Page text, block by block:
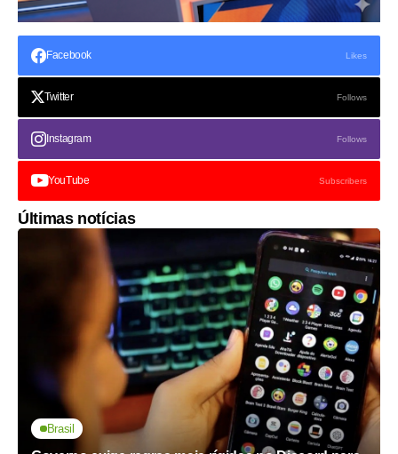
Facebook Likes
Twitter Follows
Instagram Follows
YouTube Subscribers
Últimas notícias
Brasil